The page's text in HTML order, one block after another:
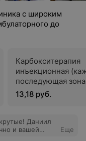
с широким
до
Карбокситерапия
инъекционная
последующая
13,18 руб.
Даниил
и вашей
Еще